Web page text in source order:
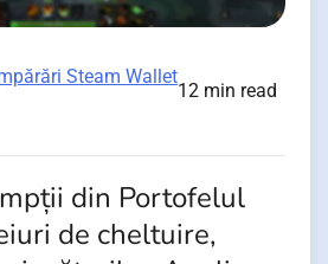
Steam Wallet
12 min read
din Portofelul
de cheltuire,